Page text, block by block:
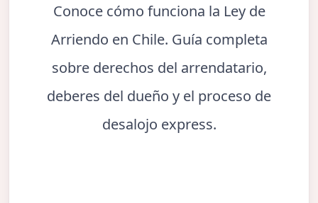
Conoce cómo funciona la Ley de
Arriendo en Chile. Guía completa
sobre derechos del arrendatario,
deberes del dueño y el proceso de
desalojo express.